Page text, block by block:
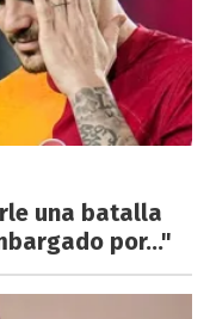
una batalla
por..."